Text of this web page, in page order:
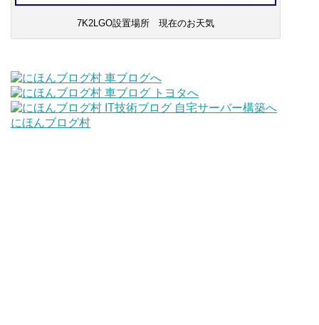
7K2LGO設置場所 現在のお天気
にほんブログ村